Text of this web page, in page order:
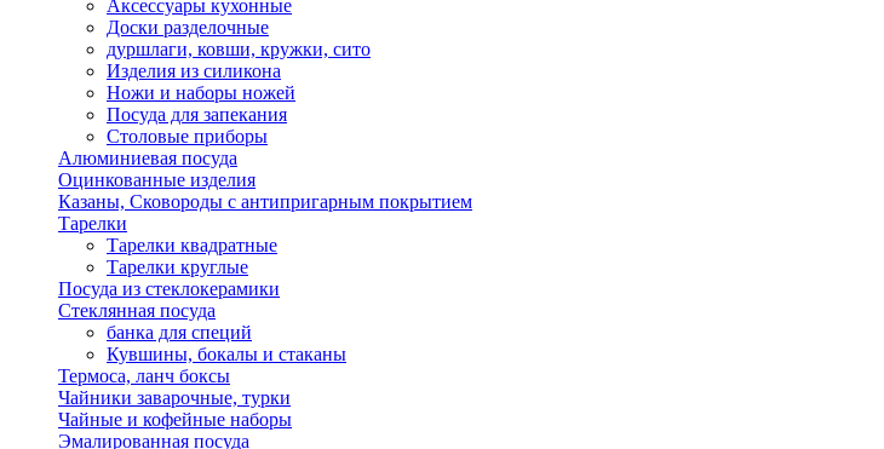
Аксессуары кухонные
Доски разделочные
дуршлаги, ковши, кружки, сито
Изделия из силикона
Ножи и наборы ножей
Посуда для запекания
Столовые приборы
Алюминиевая посуда
Оцинкованные изделия
Казаны, Сковороды с антипригарным покрытием
Тарелки
Тарелки квадратные
Тарелки круглые
Посуда из стеклокерамики
Стеклянная посуда
банка для специй
Кувшины, бокалы и стаканы
Термоса, ланч боксы
Чайники заварочные, турки
Чайные и кофейные наборы
Эмалированная посуда